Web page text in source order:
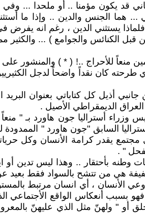
قد يكون مؤمنا .. أو ملحدا ...
الجنس والدين .. وإذا ما
يستثني الدين ، رغم انه يفرض في كل
الكنائس والجوامع ) ... والكثير
طرحته كان نقداً واضحاً لدجل
أذيل كل كتاباتي بعنوان البريد
الديمقراطي الأصيل .
أستراليا جون هاورد بـ "
السابق "جون هاورد " الممدودة
مجتمع يقدر كرامة الأنسان وكل
" .
وطنه بأحتقار .. وهذا ليس تدين أو
هي من تتشح بالسواد فقط
الأنسان ، أي انسان مرتبط
بسبب أنعكاس الواقع الأجتماعي
" ولهنّ مثل الذي عليهنّ